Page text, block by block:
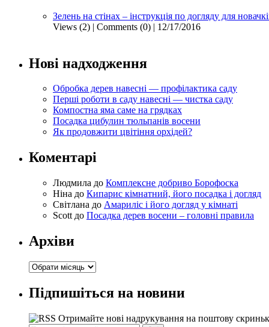
Зелень на стінах – інструкція по догляду для
Views (2) | Comments (0) | 12/17/2016
Нові надходження
Обробка дерев навесні — профілактика саду
Перші роботи в саду навесні — чистка саду
Компостна яма саме на грядках
Посадка цибулин тюльпанів восени
Як продовжити цвітіння орхідей?
Коментарі
Людмила до Комплексне добриво Борофоска
Ніна до Кипарис кімнатний, його посадка і догляд
Світлана до Амариліс і його догляд у кімнаті
Scott до Посадка дерев восени – головні правила
Архіви
Архіви
Підпишіться на новини
Отримайте нові надрукування на поштову